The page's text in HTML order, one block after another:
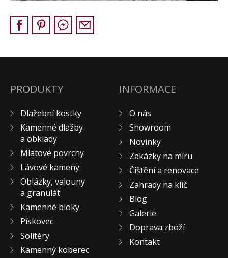
Solitéry
Výrobky z kamene na zakázku
Creative Floor
Doplňkový sortiment
DLAŽEBNÍ KOSTKY
KAMENNÉ DLAŽBY, OBKLADY
MLATOVÉ POVRCHY
ZAKÁZKY NA MÍRU
VÝPRODEJ
NOVINKY
BLOG
KONTAKT
PRODUKTY
Dlažební kostky
Kamenné dlažby
a obklady
Mlatové povrchy
Lávové kameny
Oblázky, valouny
a granulát
Kamenné bloky
Pískovec
Solitéry
Kamenný koberec
INFORMACE
O nás
Showroom
Novinky
Zakázky na míru
Čištění a renovace
Zahrady na klíč
Blog
Galerie
Doprava zboží
Kontakt